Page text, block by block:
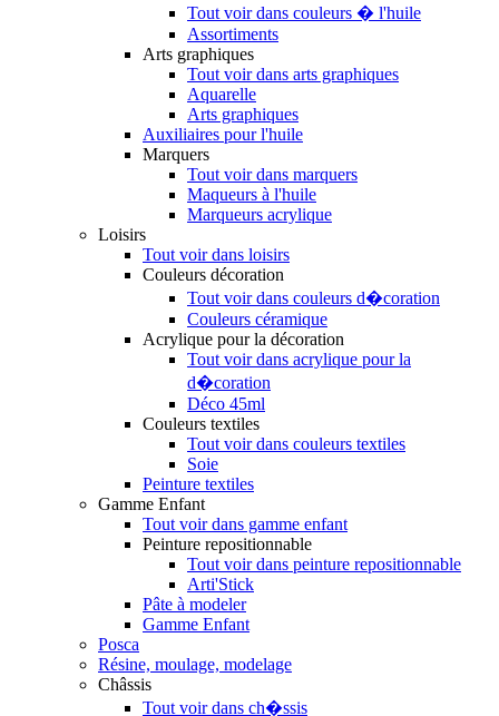
Tout voir dans couleurs � l'huile
Assortiments
Arts graphiques
Tout voir dans arts graphiques
Aquarelle
Arts graphiques
Auxiliaires pour l'huile
Marquers
Tout voir dans marquers
Maqueurs à l'huile
Marqueurs acrylique
Loisirs
Tout voir dans loisirs
Couleurs décoration
Tout voir dans couleurs d�coration
Couleurs céramique
Acrylique pour la décoration
Tout voir dans acrylique pour la
d�coration
Déco 45ml
Couleurs textiles
Tout voir dans couleurs textiles
Soie
Peinture textiles
Gamme Enfant
Tout voir dans gamme enfant
Peinture repositionnable
Tout voir dans peinture repositionnable
Arti'Stick
Pâte à modeler
Gamme Enfant
Posca
Résine, moulage, modelage
Châssis
Tout voir dans ch�ssis